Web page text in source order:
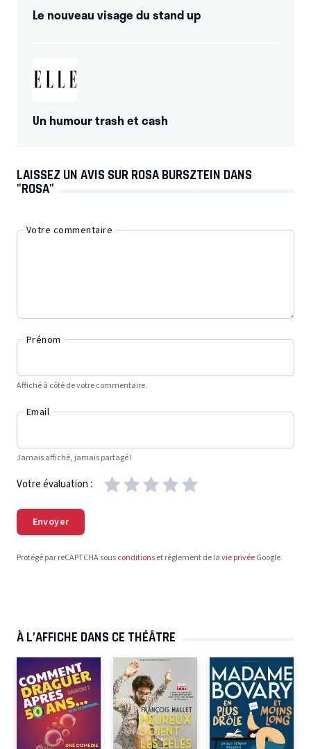
Le nouveau visage du stand up
Un humour trash et cash
LAISSEZ UN AVIS SUR ROSA BURSZTEIN DANS
"ROSA"
Votre commentaire
Prénom
Affiché à côté de votre commentaire.
Email
Jamais affiché, jamais partagé !
Votre évaluation :
Envoyer
Protégé par reCAPTCHA sousconditionset règlement de lavie privéeGoogle.
À L’AFFICHE DANS CE THÉÂTRE